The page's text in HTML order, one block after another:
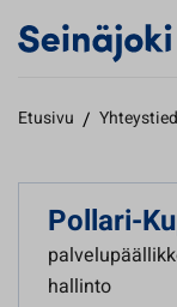
Etusivu /
Pollari-
hallinto